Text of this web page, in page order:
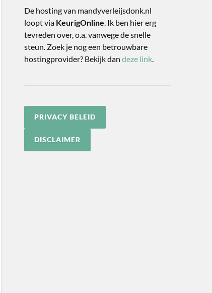
De hosting van mandyverleijsdonk.nl
loopt via KeurigOnline. Ik ben hier erg
tevreden over, o.a. vanwege de snelle
steun. Zoek je nog een betrouwbare
hostingprovider? Bekijk dan deze link.
PRIVACY BELEID
DISCLAIMER